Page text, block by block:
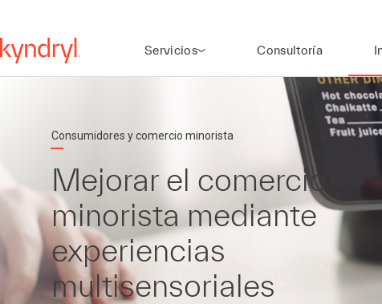
Servicios Consultoría
Consumidores y comercio minorista
Mejorar el comercio
minorista mediante
experiencias
multisensoriales